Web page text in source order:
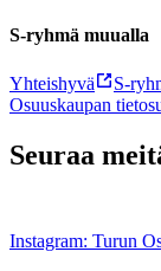
S-ryhmä muualla
Yhteishyvä S-
Osuuskaupan
Seuraa
Instagram: Turun